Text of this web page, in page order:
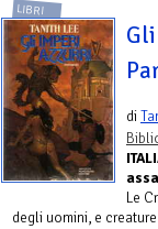
LIBRI
di
Le
degli uomini, e